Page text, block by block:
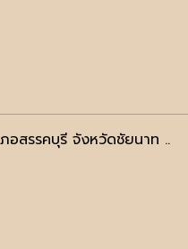
อสรรคบุรี จังหวัดชัยนาท ..